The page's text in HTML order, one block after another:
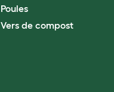
Poules
Vers de compost